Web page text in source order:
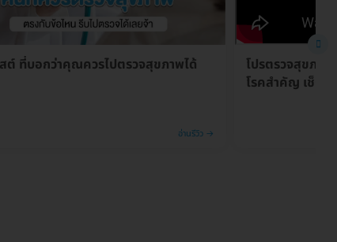
ต์ ที่บอกว่าคุณควรไปตรวจสุขภาพได้
อ่านรีวิว →
โปรตรวจสุขภา
โรคสำคัญ เช็กค